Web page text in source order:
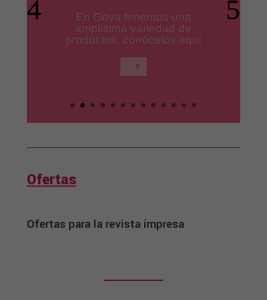
Los mejores productos para
tus platos preferidos.
Ofertas
Ofertas para la revista impresa